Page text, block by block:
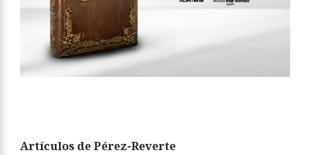
Artículos de Pérez-Reverte